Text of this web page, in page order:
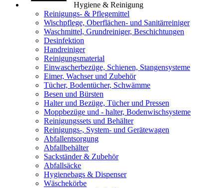
Hygiene & Reinigung
Reinigungs- & Pflegemittel
Wischpflege, Oberflächen- und Sanitärreiniger
Waschmittel, Grundreiniger, Beschichtungen
Desinfektion
Handreiniger
Reinigungsmaterial
Einwascherbezüge, Schienen, Stangensysteme
Eimer, Wachser und Zubehör
Tücher, Bodentücher, Schwämme
Besen und Bürsten
Halter und Bezüge, Tücher und Pressen
Moppbezüge und - halter, Bodenwischsysteme
Reinigungssets und Behälter
Reinigungs-, System- und Gerätewagen
Abfallentsorgung
Abfallbehälter
Sackständer & Zubehör
Abfallsäcke
Hygienebags & Dispenser
Wäschekörbe